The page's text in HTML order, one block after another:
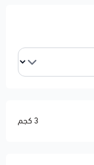
3 كجم